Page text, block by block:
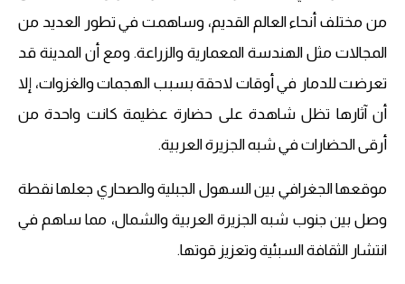
من مختلف أنحاء العالم القديم، وساهمت في تطور العديد من
المجالات مثل الهندسة المعمارية والزراعة. ومع أن المدينة قد
تعرضت للدمار في أوقات لاحقة بسبب الهجمات والغزوات، إلا
أن آثارها تظل شاهدة على حضارة عظيمة كانت واحدة من
أرقى الحضارات في شبه الجزيرة العربية.
موقعها الجغرافي بين السهول الجبلية والصحاري جعلها نقطة
وصل بين جنوب شبه الجزيرة العربية والشمال، مما ساهم في
انتشار الثقافة السبئية وتعزيز قوتها.